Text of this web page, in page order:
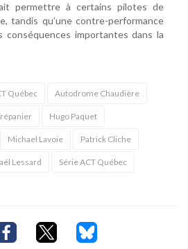
permettre à certains pilotes de
tandis qu’une contre-performance
conséquences importantes dans la
Québec Autodrome Chaudière
Hugo Paquet
Michael Lavoie Patrick Cliche
Lessard Série ACT Québec